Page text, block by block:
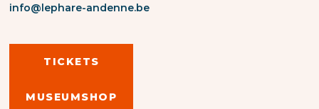
info@lephare-andenne.be
TICKETS
MUSEUMSHOP